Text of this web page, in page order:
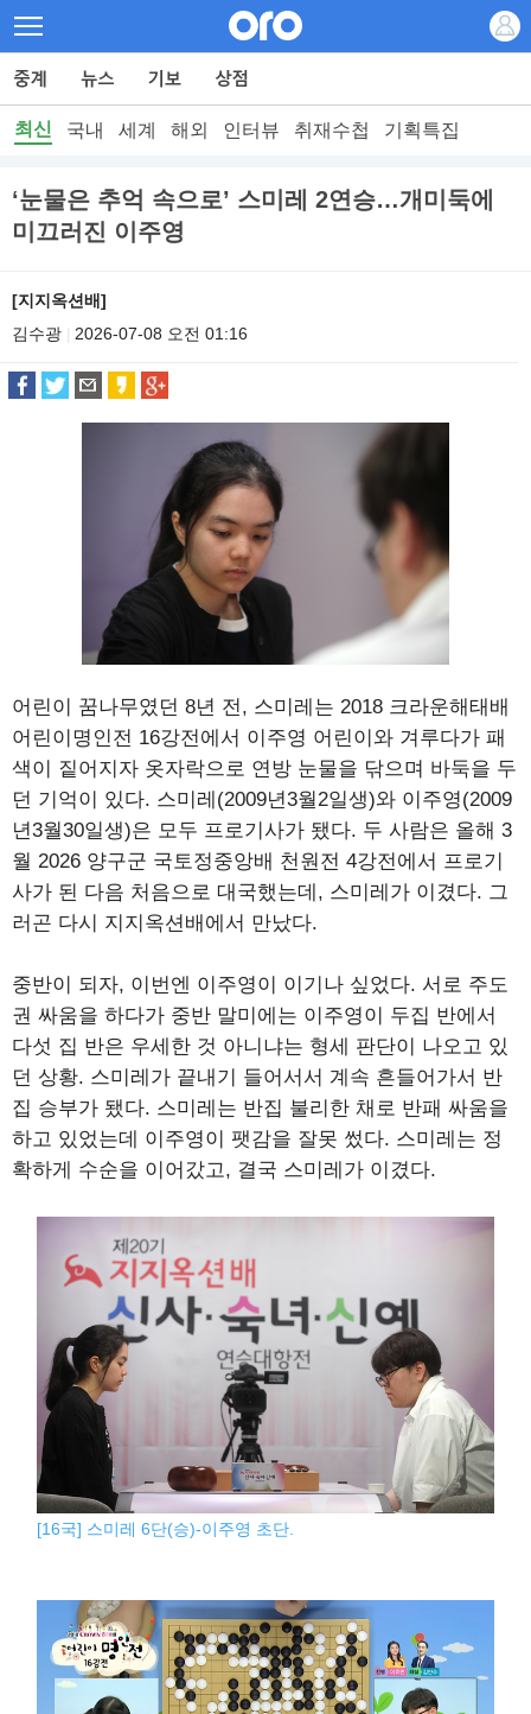
최신 국내 세계 해외 인터뷰 취재수첩 기획특집
‘눈물은 추억 속으로’ 스미레 2연승…개미둑에
미끄러진 이주영
[지지옥션배]
김수광
2026-07-08 오전 01:16
어린이 꿈나무였던 8년 전, 스미레는 2018 크라운해태배
어린이명인전 16강전에서 이주영 어린이와 겨루다가 패
색이 짙어지자 옷자락으로 연방 눈물을 닦으며 바둑을 두
던 기억이 있다. 스미레(2009년3월2일생)와 이주영(2009
년3월30일생)은 모두 프로기사가 됐다. 두 사람은 올해 3
월 2026 양구군 국토정중앙배 천원전 4강전에서 프로기
사가 된 다음 처음으로 대국했는데, 스미레가 이겼다. 그
러곤 다시 지지옥션배에서 만났다.
중반이 되자, 이번엔 이주영이 이기나 싶었다. 서로 주도
권 싸움을 하다가 중반 말미에는 이주영이 두집 반에서
다섯 집 반은 우세한 것 아니냐는 형세 판단이 나오고 있
던 상황. 스미레가 끝내기 들어서서 계속 흔들어가서 반
집 승부가 됐다. 스미레는 반집 불리한 채로 반패 싸움을
하고 있었는데 이주영이 팻감을 잘못 썼다. 스미레는 정
확하게 수순을 이어갔고, 결국 스미레가 이겼다.
[16국] 스미레 6단(승)-이주영 초단.